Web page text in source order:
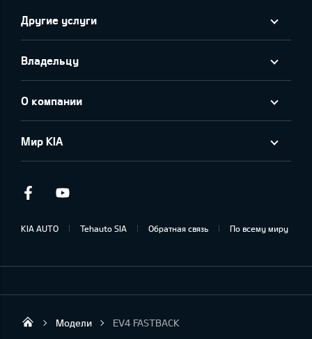
Другие услуги
Владельцу
О компании
Мир KIA
Facebook
KIA AUTO Tehauto SIA Обратная связь По всему миру
Tehauto SIA
Модели EV4 FASTBACK